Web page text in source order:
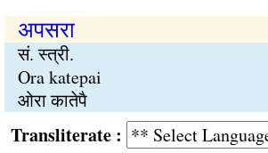
अपसरा
सं. स्त्री.
Ora katepai
ओरा कातेपै
: